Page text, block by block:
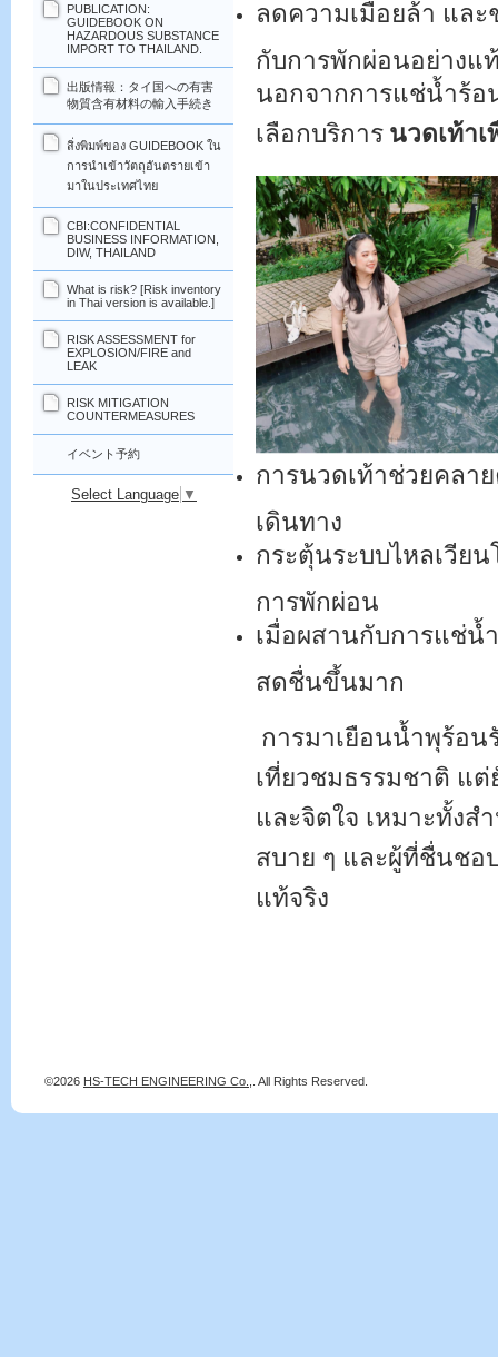
ลดความเมื่อยล้า และ
กับการพักผ่อนอย่างแ
นอกจากการแช่น้ำร้อ
เลือกบริการ นวดเท้า
การนวดเท้าช่วยคลา
เดินทาง
กระตุ้นระบบไหลเวีย
การพักผ่อน
เมื่อผสานกับการแช่น้
สดชื่นขึ้นมาก
การมาเยือนน้ำพุร้อน
เที่ยวชมธรรมชาติ แต่
และจิตใจ เหมาะทั้ง
สบาย ๆ และผู้ที่ชื่นชอ
แท้จริง
PUBLICATION:
GUIDEBOOK ON
HAZARDOUS SUBSTANCE
IMPORT TO THAILAND.
出版情報：タイ国への有害
物質含有材料の輸入手続き
สิ่งพิมพ์ของ GUIDEBOOK ใน
การนำเข้าวัตถุอันตรายเข้า
มาในประเทศไทย
CBI:CONFIDENTIAL
BUSINESS INFORMATION,
DIW, THAILAND
What is risk? [Risk inventory
in Thai version is available.]
RISK ASSESSMENT for
EXPLOSION/FIRE and
LEAK
RISK MITIGATION
COUNTERMEASURES
イベント予約
Select Language ▼
©2026 HS-TECH ENGINEERING Co., . All Rights Reserved.